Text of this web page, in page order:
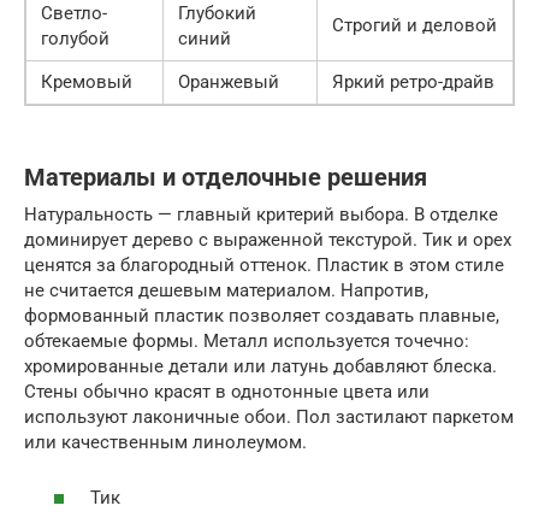
Светло-
голубой
Глубокий
синий
Строгий и деловой
Кремовый Оранжевый Яркий ретро-драйв
Материалы и отделочные решения
Натуральность — главный критерий выбора. В отделке
доминирует дерево с выраженной текстурой. Тик и орех
ценятся за благородный оттенок. Пластик в этом стиле
не считается дешевым материалом. Напротив,
формованный пластик позволяет создавать плавные,
обтекаемые формы. Металл используется точечно:
хромированные детали или латунь добавляют блеска.
Стены обычно красят в однотонные цвета или
используют лаконичные обои. Пол застилают паркетом
или качественным линолеумом.
Тик